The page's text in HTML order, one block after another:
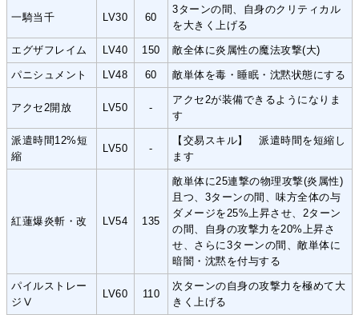
一騎当千 LV30 60
3ターンの間、自身のクリティカル
を大きく上げる
エグザフレイム LV40 150 敵全体に炎属性の魔法攻撃(大)
パニシュメント LV48 60 敵単体を毒・睡眠・沈黙状態にする
アクセ2開放 LV50 -
アクセ2が装備できるようになりま
す
派遣時間12%短
縮
LV50 -
【交易スキル】 派遣時間を短縮し
ます
紅蓮爆炎斬・改 LV54 135
敵単体に25連撃の物理攻撃(炎属性)
且つ、3ターンの間、味方全体の与
ダメージを25%上昇させ、2ターン
の間、自身の攻撃力を20%上昇さ
せ、さらに3ターンの間、敵単体に
暗闇・沈黙を付与する
パイルストレー
ジⅤ
LV60 110
次ターンの自身の攻撃力を極めて大
きく上げる